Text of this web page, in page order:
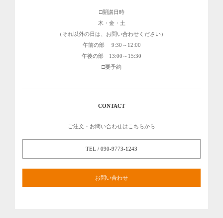
開講日時
木・金・土
（それ以外の日は、お問い合わせください）
午前の部 9:30～12:00
午後の部 13:00～15:30
要予約
CONTACT
ご注文・お問い合わせはこちらから
TEL / 090-9773-1243
お問い合わせ